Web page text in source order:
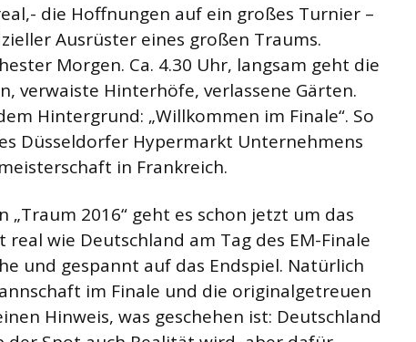
die Hoffnungen auf ein großes Turnier –
Ausrüster eines großen Traums.
Morgen. Ca. 4.30 Uhr, langsam geht die
verwaiste Hinterhöfe, verlassene Gärten.
Hintergrund: „Willkommen im Finale“. So
Düsseldorfer Hypermarkt Unternehmens
in Frankreich.
2016“ geht es schon jetzt um das
real wie Deutschland am Tag des EM-Finale
und gespannt auf das Endspiel. Natürlich
im Finale und die originalgetreuen
Hinweis, was geschehen ist: Deutschland